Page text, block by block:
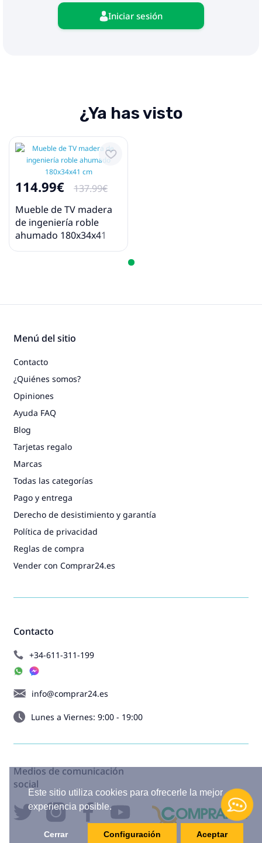
Este sitio utiliza cookies para ofrecerle la mejor
experiencia posible.
Cerrar Configuración Aceptar
Iniciar sesión
¿Ya has visto
114.99€
137.99€
Mueble de TV madera
de ingeniería roble
ahumado 180x34x41
cm
Contacto
+34-611-311-199
info@comprar24.es
Lunes a Viernes: 9:00 - 19:00
Menú del sitio
Contacto
¿Quiénes somos?
Opiniones
Ayuda FAQ
Blog
Tarjetas regalo
Marcas
Todas las categorías
Pago y entrega
Derecho de desistimiento y garantía
Política de privacidad
Reglas de compra
Vender con Comprar24.es
Medios de comunicación
social